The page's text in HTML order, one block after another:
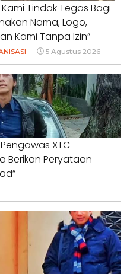
Kami Tindak Tegas Bagi
Nama, Logo,
Kami Tanpa Izin”
5 Agustus 2026
XTC
Berikan Peryataan